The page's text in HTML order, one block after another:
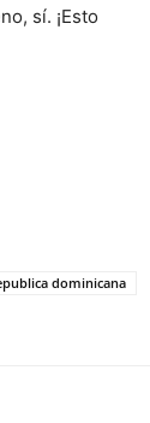
sí. ¡Esto
dominicana